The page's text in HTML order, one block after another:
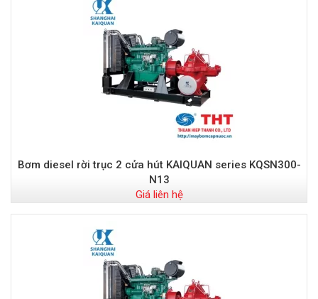
Bơm diesel rời trục 2 cửa hút KAIQUAN series KQSN300-
N13
Giá liên hệ